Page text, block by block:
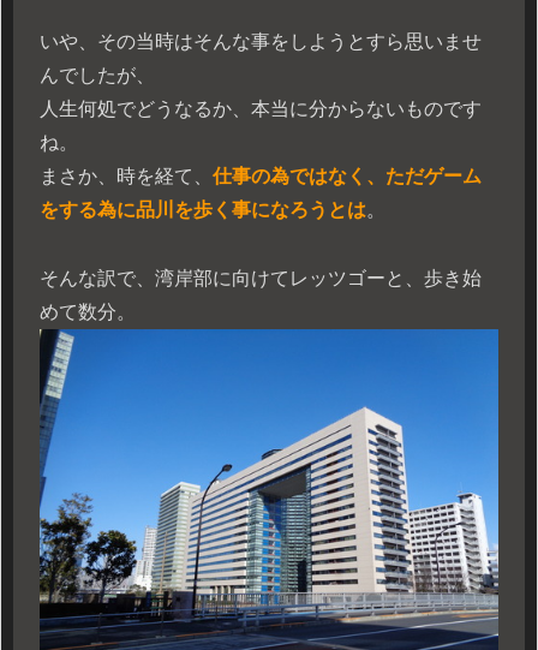
いや、その当時はそんな事をしようとすら思いませ
んでしたが、
人生何処でどうなるか、本当に分からないものです
ね。
まさか、時を経て、 仕事の為ではなく、ただゲーム
をする為に品川を歩く事になろうとは。
そんな訳で、湾岸部に向けてレッツゴーと、歩き始
めて数分。